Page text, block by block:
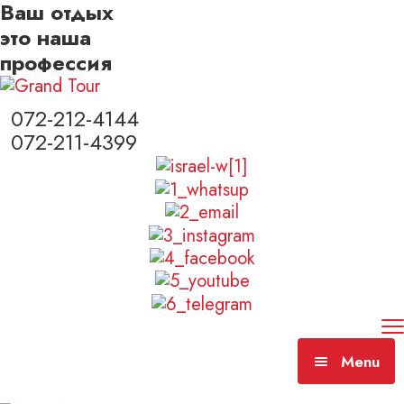
Ваш отдых
это наша
профессия
072-212-4144
072-211-4399
Menu